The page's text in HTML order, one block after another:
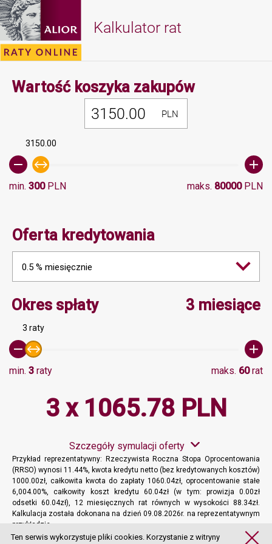
Kalkulator rat
Wartość koszyka zakupówMinimalna
PLN
3150.00
min. 300PLN maks. 80000PLN
Oferta kredytowania
0.5 % miesięcznie
Okres spłatyMinimalna wartość 3,
3 miesiące
3 raty
min. 3 raty maks. 60rat
3 x 1065.78 PLN
Szczegóły symulacji oferty
Przykład reprezentatywny: Rzeczywista Roczna Stopa Oprocentowania
(RRSO) wynosi 11.44%, kwota kredytu netto (bez kredytowanych kosztów)
1000.00zł, całkowita kwota do zapłaty 1060.04zł, oprocentowanie stałe
6,004.00%, całkowity koszt kredytu 60.04zł (w tym: prowizja 0.00zł
odsetki 60.04zł), 12 miesięcznych rat równych w wysokości 88.34zł.
Kalkulacja została dokonana na dzień 09.08.2026r. na reprezentatywnym
przykładzie.
Więcej informacji
Ten serwis wykorzystuje pliki cookies. Korzystanie z witryny